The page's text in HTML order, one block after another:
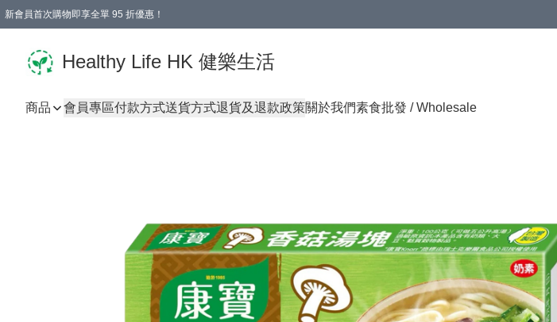
新會員首次購物即享全單 95 折優惠！
Healthy Life HK 健樂生活
商品 會員專區付款方式送貨方式退貨及退款政策關於我們素食批發 / Wholesale